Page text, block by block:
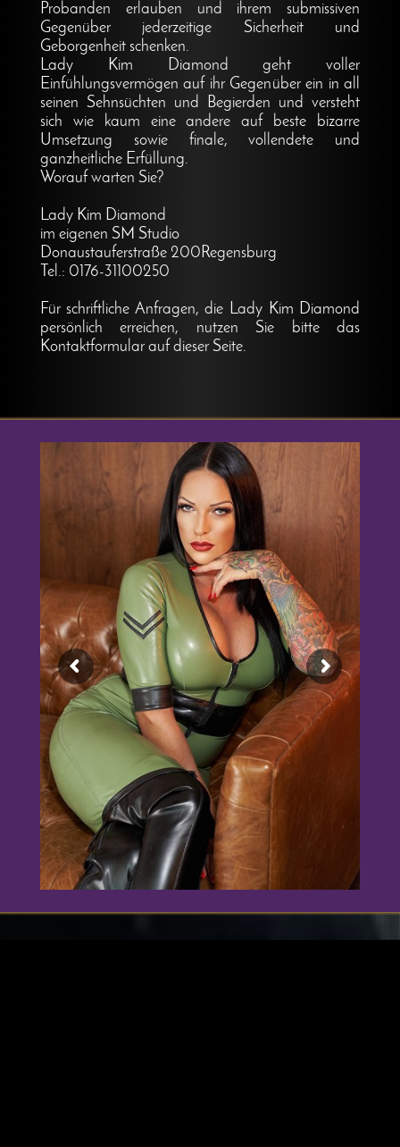
Probanden erlauben und ihrem submissiven
Gegenüber jederzeitige Sicherheit und
Geborgenheit schenken.
Lady Kim Diamond geht voller
Einfühlungsvermögen auf ihr Gegenüber ein in all
seinen Sehnsüchten und Begierden und versteht
sich wie kaum eine andere auf beste bizarre
Umsetzung sowie finale, vollendete und
ganzheitliche Erfüllung.
Worauf warten Sie?
Lady Kim Diamond
im eigenen SM Studio
Donaustauferstraße 200Regensburg
Tel.: 0176-31100250
Für schriftliche Anfragen, die Lady Kim Diamond
persönlich erreichen, nutzen Sie bitte das
Kontaktformular auf dieser Seite.